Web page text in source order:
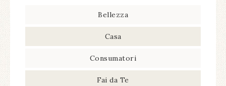
Bellezza
Casa
Consumatori
Fai da Te